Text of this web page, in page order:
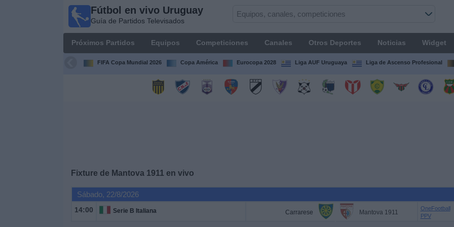
Fútbol en vivo Uruguay
Guía de Partidos Televisados
Próximos Partidos Equipos Competiciones Canales Otros Deportes Noticias Widget
FIFA Copa Mundial 2026 Copa América Eurocopa 2028 Liga AUF Uruguaya Liga de Ascenso Profesional
Fixture de Mantova 1911 en vivo
Sábado, 22/8/2026
14:00 Serie B Italiana Carrarese Mantova 1911
OneFootball
PPV
Uruguay